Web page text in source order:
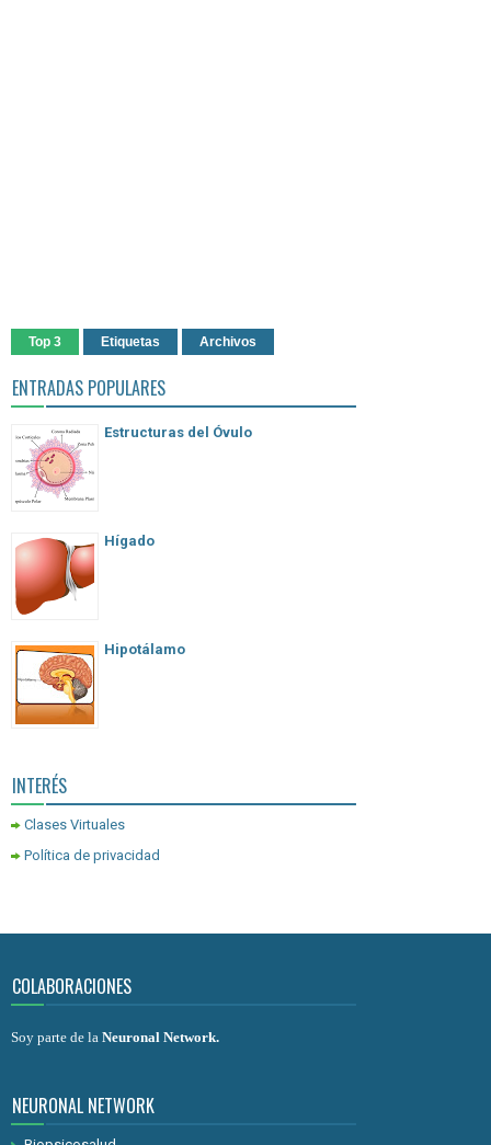
Top 3 Etiquetas Archivos
ENTRADAS POPULARES
Estructuras del Óvulo
Hígado
Hipotálamo
INTERÉS
Clases Virtuales
Política de privacidad
COLABORACIONES
Soy parte de la Neuronal Network.
NEURONAL NETWORK